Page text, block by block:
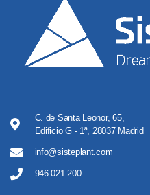
C. de Santa Leonor, 65,
Edificio G - 1ª, 28037 Madrid
info@sisteplant.com
946 021 200